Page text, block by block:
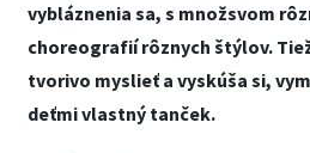
vybláznenia sa, s množsvom
choreografií rôznych štýlov.
tvorivo myslieť a vyskúša si,
deťmi vlastný tanček.